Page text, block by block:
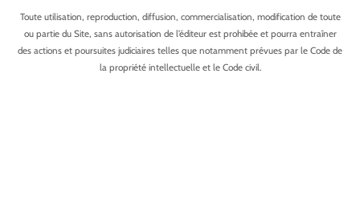
Toute utilisation, reproduction, diffusion, commercialisation, modification de toute
ou partie du Site, sans autorisation de l’éditeur est prohibée et pourra entraîner
des actions et poursuites judiciaires telles que notamment prévues par le Code de
la propriété intellectuelle et le Code civil.